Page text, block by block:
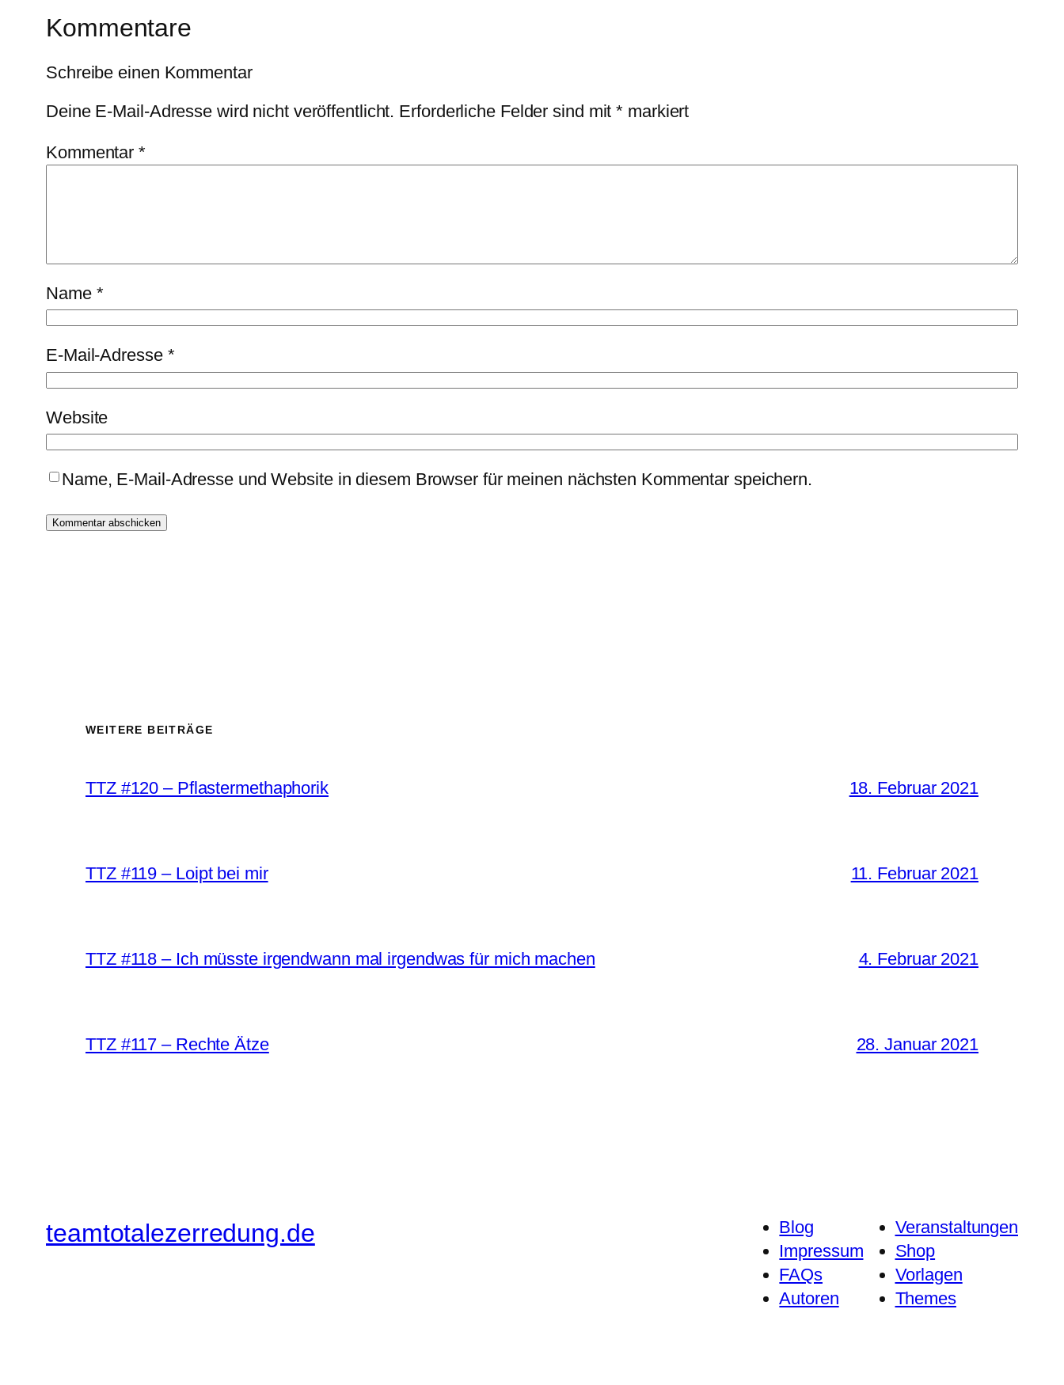
Kommentare
Schreibe einen Kommentar
Deine E-Mail-Adresse wird nicht veröffentlicht. Erforderliche Felder sind mit* markiert
Kommentar*
Name *
E-Mail-Adresse *
Website
Name, E-Mail-Adresse und Website in diesem Browser für meinen nächsten Kommentar speichern.
WEITERE BEITRÄGE
TTZ #120 – Pflastermethaphorik 18. Februar 2021
TTZ #119 – Loipt bei mir 11. Februar 2021
TTZ #118 – Ich müsste irgendwann mal irgendwas für mich machen 4. Februar 2021
TTZ #117 – Rechte Ätze 28. Januar 2021
teamtotalezerredung.de
Blog
Impressum
FAQs
Autoren
Veranstaltungen
Shop
Vorlagen
Themes